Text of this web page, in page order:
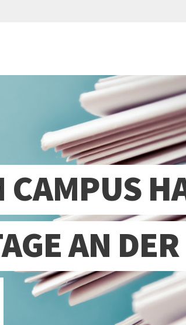
CAMPUS
AN